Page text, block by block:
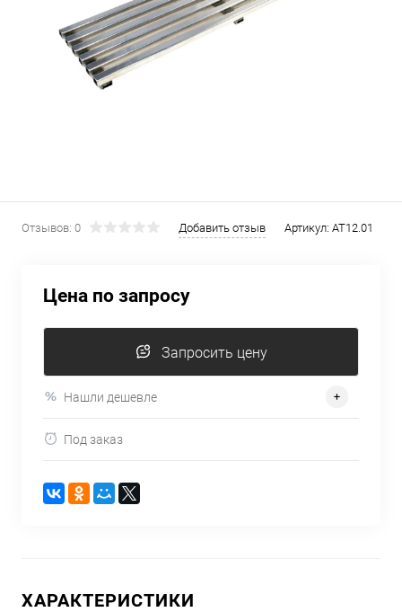
Отзывов: 0 Добавить отзыв Артикул: AT12.01
Цена по запросу
Запросить цену
Нашли дешевле
Под заказ
ХАРАКТЕРИСТИКИ